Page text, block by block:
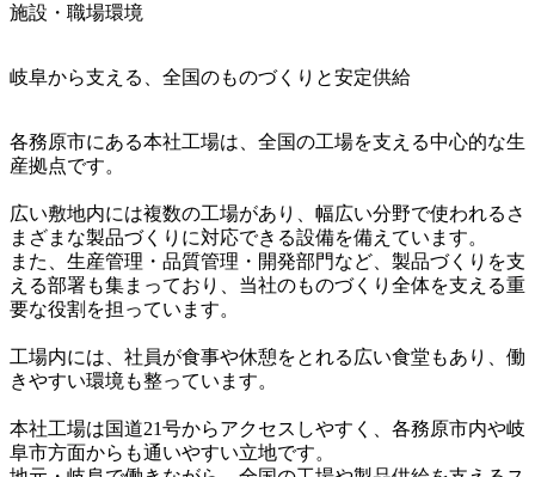
施設・職場環境
岐阜から支える、全国のものづくりと安定供給
各務原市にある本社工場は、全国の工場を支える中心的な生
産拠点です。
広い敷地内には複数の工場があり、幅広い分野で使われるさ
まざまな製品づくりに対応できる設備を備えています。
また、生産管理・品質管理・開発部門など、製品づくりを支
える部署も集まっており、当社のものづくり全体を支える重
要な役割を担っています。
工場内には、社員が食事や休憩をとれる広い食堂もあり、働
きやすい環境も整っています。
本社工場は国道21号からアクセスしやすく、各務原市内や岐
阜市方面からも通いやすい立地です。